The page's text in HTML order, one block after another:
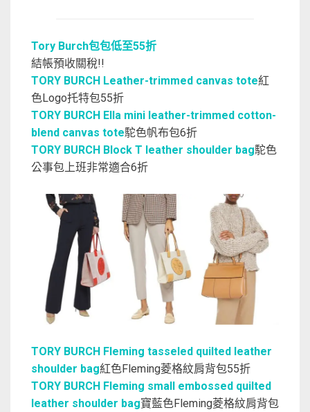
Tory Burch包包低至55折
結帳預收關稅!!
TORY BURCH Leather-trimmed canvas tote紅
色Logo托特包55折
TORY BURCH Ella mini leather-trimmed cotton-
blend canvas tote駝色帆布包6折
TORY BURCH Block T leather shoulder bag駝色
公事包上班非常適合6折
TORY BURCH Fleming tasseled quilted leather
shoulder bag紅色Fleming菱格紋肩背包55折
TORY BURCH Fleming small embossed quilted
leather shoulder bag寶藍色Fleming菱格紋肩背包